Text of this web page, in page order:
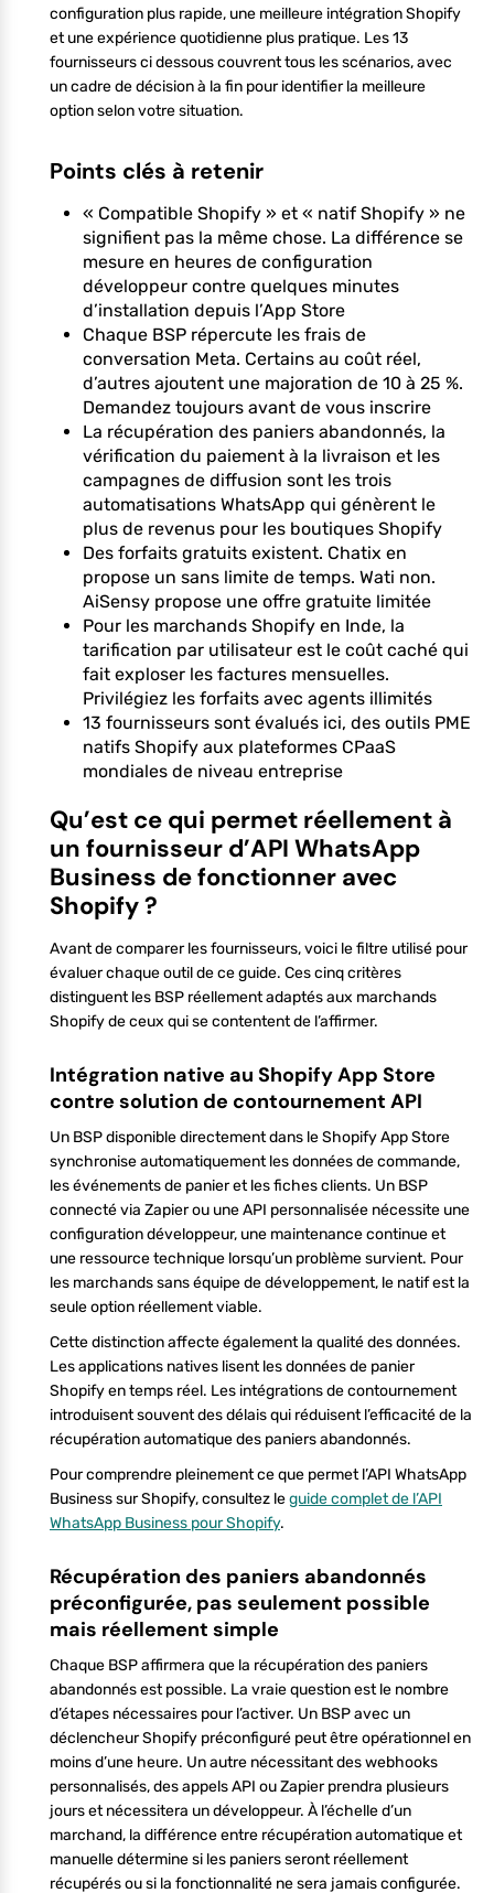
configuration plus rapide, une meilleure intégration Shopify
et une expérience quotidienne plus pratique. Les 13
fournisseurs ci dessous couvrent tous les scénarios, avec
un cadre de décision à la fin pour identifier la meilleure
option selon votre situation.
Points clés à retenir
« Compatible Shopify » et « natif Shopify » ne
signifient pas la même chose. La différence se
mesure en heures de configuration
développeur contre quelques minutes
d’installation depuis l’App Store
Chaque BSP répercute les frais de
conversation Meta. Certains au coût réel,
d’autres ajoutent une majoration de 10 à 25 %.
Demandez toujours avant de vous inscrire
La récupération des paniers abandonnés, la
vérification du paiement à la livraison et les
campagnes de diffusion sont les trois
automatisations WhatsApp qui génèrent le
plus de revenus pour les boutiques Shopify
Des forfaits gratuits existent. Chatix en
propose un sans limite de temps. Wati non.
AiSensy propose une offre gratuite limitée
Pour les marchands Shopify en Inde, la
tarification par utilisateur est le coût caché qui
fait exploser les factures mensuelles.
Privilégiez les forfaits avec agents illimités
13 fournisseurs sont évalués ici, des outils PME
natifs Shopify aux plateformes CPaaS
mondiales de niveau entreprise
Qu’est ce qui permet réellement à
un fournisseur d’API WhatsApp
Business de fonctionner avec
Shopify ?
Avant de comparer les fournisseurs, voici le filtre utilisé pour
évaluer chaque outil de ce guide. Ces cinq critères
distinguent les BSP réellement adaptés aux marchands
Shopify de ceux qui se contentent de l’affirmer.
Intégration native au Shopify App Store
contre solution de contournement API
Un BSP disponible directement dans le Shopify App Store
synchronise automatiquement les données de commande,
les événements de panier et les fiches clients. Un BSP
connecté via Zapier ou une API personnalisée nécessite une
configuration développeur, une maintenance continue et
une ressource technique lorsqu’un problème survient. Pour
les marchands sans équipe de développement, le natif est la
seule option réellement viable.
Cette distinction affecte également la qualité des données.
Les applications natives lisent les données de panier
Shopify en temps réel. Les intégrations de contournement
introduisent souvent des délais qui réduisent l’efficacité de la
récupération automatique des paniers abandonnés.
Pour comprendre pleinement ce que permet l’API WhatsApp
Business sur Shopify, consultez leguide complet de l’API
WhatsApp Business pour Shopify.
Récupération des paniers abandonnés
préconfigurée, pas seulement possible
mais réellement simple
Chaque BSP affirmera que la récupération des paniers
abandonnés est possible. La vraie question est le nombre
d’étapes nécessaires pour l’activer. Un BSP avec un
déclencheur Shopify préconfiguré peut être opérationnel en
moins d’une heure. Un autre nécessitant des webhooks
personnalisés, des appels API ou Zapier prendra plusieurs
jours et nécessitera un développeur. À l’échelle d’un
marchand, la différence entre récupération automatique et
manuelle détermine si les paniers seront réellement
récupérés ou si la fonctionnalité ne sera jamais configurée.